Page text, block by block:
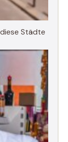
Städte